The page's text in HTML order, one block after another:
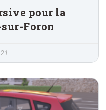
pour la
Foron